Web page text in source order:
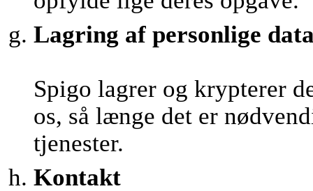
Lagring af personlige
Spigo lagrer og krypterer
os, så længe det er
tjenester.
Kontakt